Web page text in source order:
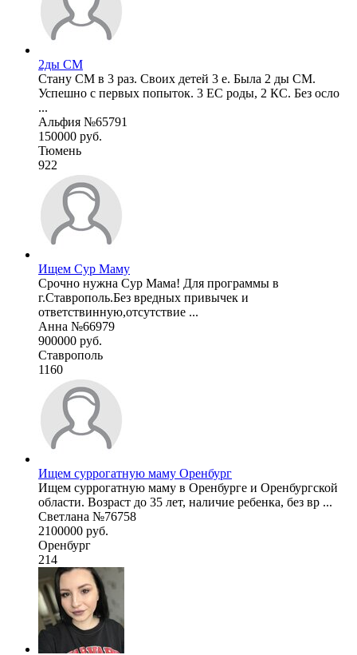
2ды СМ
Стану СМ в 3 раз. Своих детей 3 е. Была 2 ды СМ.
Успешно с первых попыток. 3 ЕС роды, 2 КС. Без осло
...
Альфия №65791
150000 руб.
Тюмень
922
Ищем Сур Маму
Срочно нужна Сур Мама! Для программы в
г.Ставрополь.Без вредных привычек и
ответствинную,отсутствие ...
Анна №66979
900000 руб.
Ставрополь
1160
Ищем суррогатную маму Оренбург
Ищем суррогатную маму в Оренбурге и Оренбургской
области. Возраст до 35 лет, наличие ребенка, без вр ...
Светлана №76758
2100000 руб.
Оренбург
214